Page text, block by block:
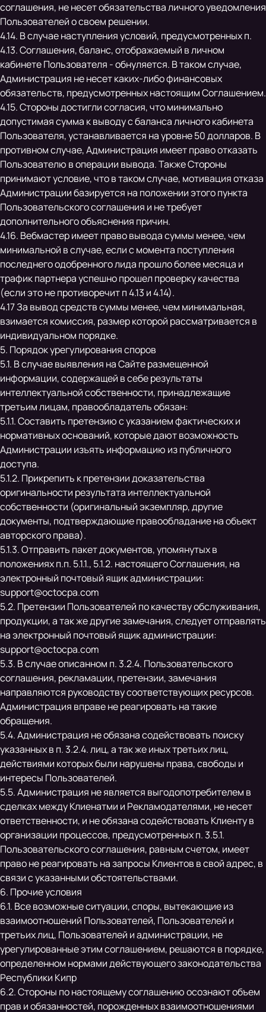
соглашения, не несет обязательства личного уведомления
Пользователей о своем решении.
4.14. В случае наступления условий, предусмотренных п.
4.13. Соглашения, баланс, отображаемый в личном
кабинете Пользователя - обнуляется. В таком случае,
Администрация не несет каких-либо финансовых
обязательств, предусмотренных настоящим Соглашением.
4.15. Стороны достигли согласия, что минимально
допустимая сумма к выводу с баланса личного кабинета
Пользователя, устанавливается на уровне 50 долларов. В
противном случае, Администрация имеет право отказать
Пользователю в операции вывода. Также Стороны
принимают условие, что в таком случае, мотивация отказа
Администрации базируется на положении этого пункта
Пользовательского соглашения и не требует
дополнительного объяснения причин.
4.16. Вебмастер имеет право вывода суммы менее, чем
минимальной в случае, если с момента поступления
последнего одобренного лида прошло более месяца и
трафик партнера успешно прошел проверку качества
(если это не противоречит п 4.13 и 4.14).
4.17 За вывод средств суммы менее, чем минимальная,
взимается комиссия, размер которой рассматривается в
индивидуальном порядке.
5. Порядок урегулирования споров
5.1. В случае выявления на Сайте размещенной
информации, содержащей в себе результаты
интеллектуальной собственности, принадлежащие
третьим лицам, правообладатель обязан:
5.1.1. Составить претензию с указанием фактических и
нормативных оснований, которые дают возможность
Администрации изъять информацию из публичного
доступа.
5.1.2. Прикрепить к претензии доказательства
оригинальности результата интеллектуальной
собственности (оригинальный экземпляр, другие
документы, подтверждающие правообладание на объект
авторского права).
5.1.3. Отправить пакет документов, упомянутых в
положениях п.п. 5.1.1., 5.1.2. настоящего Соглашения, на
электронный почтовый ящик администрации:
support@octocpa.com
5.2. Претензии Пользователей по качеству обслуживания,
продукции, а так же другие замечания, следует отправлять
на электронный почтовый ящик администрации:
support@octocpa.com
5.3. В случае описанном п. 3.2.4. Пользовательского
соглашения, рекламации, претензии, замечания
направляются руководству соответствующих ресурсов.
Администрация вправе не реагировать на такие
обращения.
5.4. Администрация не обязана содействовать поиску
указанных в п. 3.2.4. лиц, а так же иных третьих лиц,
действиями которых были нарушены права, свободы и
интересы Пользователей.
5.5. Администрация не является выгодопотребителем в
сделках между Клиенатми и Рекламодателями, не несет
ответственности, и не обязана содействовать Клиенту в
организации процессов, предусмотренных п. 3.5.1.
Пользовательского соглашения, равным счетом, имеет
право не реагировать на запросы Клиентов в свой адрес, в
связи с указанными обстоятельствами.
6. Прочие условия
6.1. Все возможные ситуации, споры, вытекающие из
взаимоотношений Пользователей, Пользователей и
третьих лиц, Пользователей и администрации, не
урегулированные этим соглашением, решаются в порядке,
определенном нормами действующего законодательства
Республики Кипр
6.2. Стороны по настоящему соглашению осознают объем
прав и обязанностей, порожденных взаимоотношениями